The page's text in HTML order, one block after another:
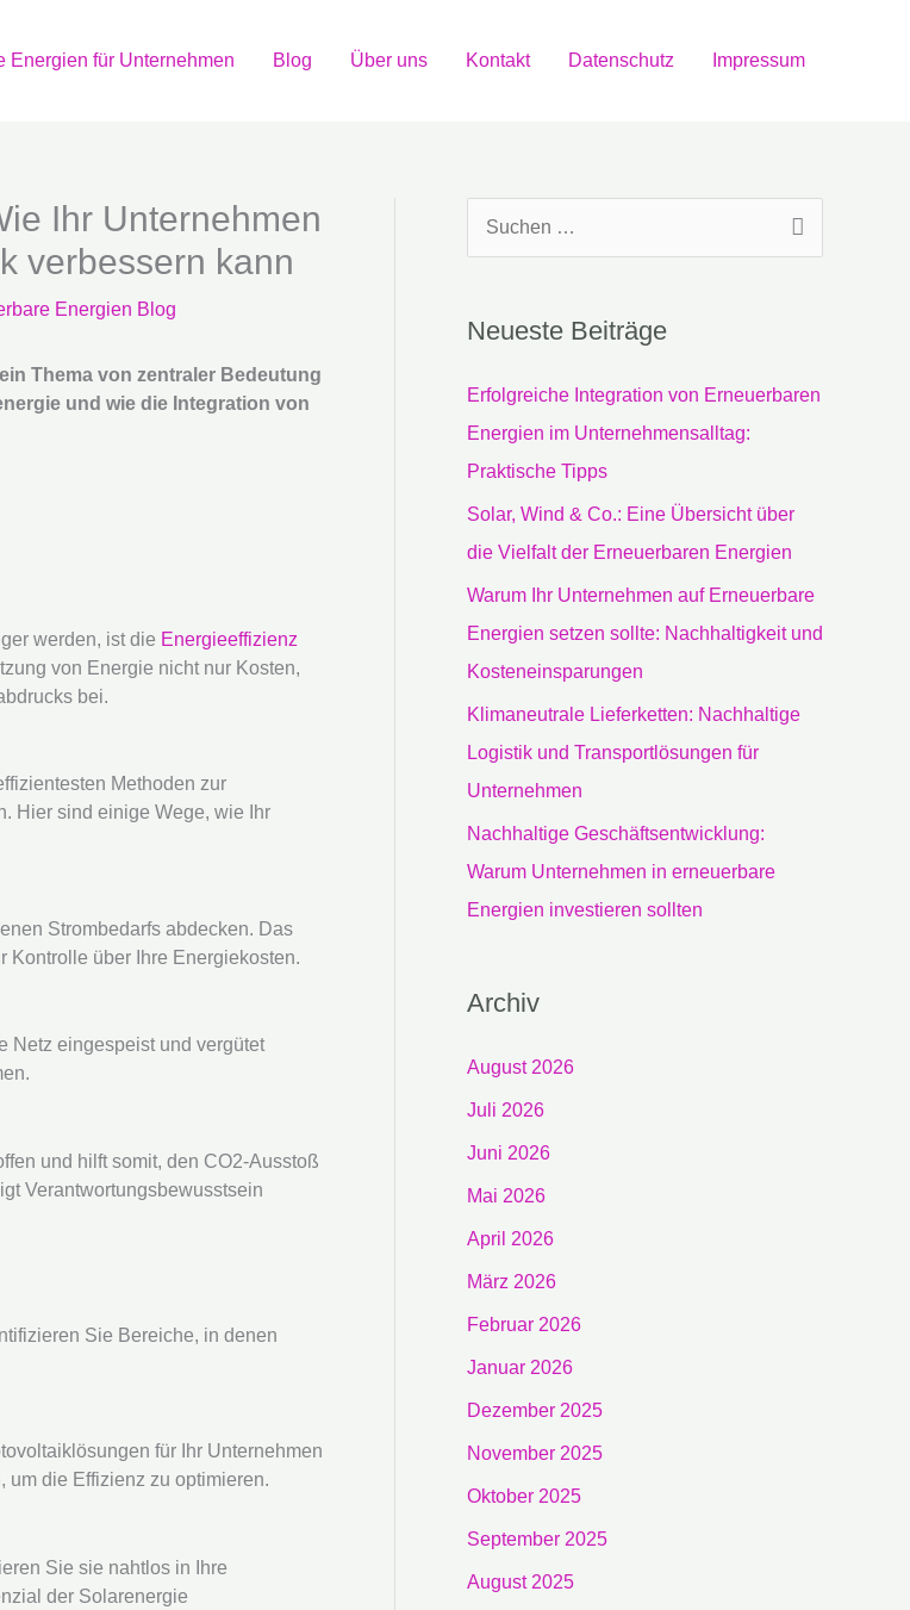
Energien für Unternehmen Blog Über uns Kontakt Datenschutz Impressum
Ihr Unternehmen
verbessern kann
Energien Blog
Thema von zentraler Bedeutung
und wie die Integration von
werden, ist die Energieeffizienz
von Energie nicht nur Kosten,
bei.
Methoden zur
Hier sind einige Wege, wie Ihr
Strombedarfs abdecken. Das
Kontrolle über Ihre Energiekosten.
Netz eingespeist und vergütet
und hilft somit, den CO2-Ausstoß
Verantwortungsbewusstsein
Sie Bereiche, in denen
für Ihr Unternehmen
um die Effizienz zu optimieren.
Sie sie nahtlos in Ihre
der Solarenergie
e
n
n
Neueste Beiträge
Erfolgreiche Integration von Erneuerbaren
Energien im Unternehmensalltag:
Praktische Tipps
Solar, Wind & Co.: Eine Übersicht über
die Vielfalt der Erneuerbaren Energien
Warum Ihr Unternehmen auf Erneuerbare
Energien setzen sollte: Nachhaltigkeit und
Kosteneinsparungen
Klimaneutrale Lieferketten: Nachhaltige
Logistik und Transportlösungen für
Unternehmen
Nachhaltige Geschäftsentwicklung:
Warum Unternehmen in erneuerbare
Energien investieren sollten
Archiv
August 2026
Juli 2026
Juni 2026
Mai 2026
April 2026
März 2026
Februar 2026
Januar 2026
Dezember 2025
November 2025
Oktober 2025
September 2025
August 2025